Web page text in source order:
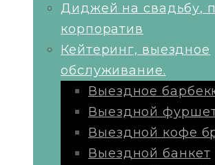
Диджей на свадьбу,
корпоратив
Кейтеринг, выездное
обслуживание.
Выездное
Выездной
Выездной кофе
Выездной банкет